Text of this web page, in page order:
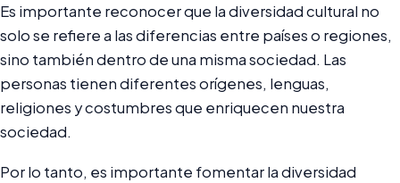
Es importante reconocer que la diversidad cultural no
solo se refiere a las diferencias entre países o regiones,
sino también dentro de una misma sociedad. Las
personas tienen diferentes orígenes, lenguas,
religiones y costumbres que enriquecen nuestra
sociedad.
Por lo tanto, es importante fomentar la diversidad